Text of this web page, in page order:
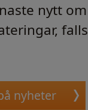
nytt
nyheter